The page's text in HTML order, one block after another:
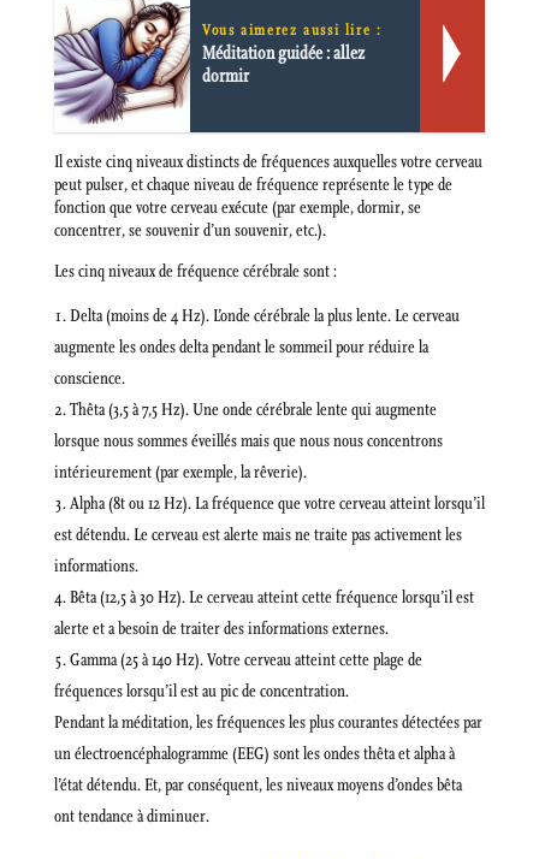
Vous aimerez aussi lire :
Méditation guidée : allez
dormir
Il existe cinq niveaux distincts de fréquences auxquelles votre cerveau
peut pulser, et chaque niveau de fréquence représente le type de
fonction que votre cerveau exécute (par exemple, dormir, se
concentrer, se souvenir d’un souvenir, etc.).
Les cinq niveaux de fréquence cérébrale sont :
Delta (moins de 4 Hz). L’onde cérébrale la plus lente. Le cerveau
augmente les ondes delta pendant le sommeil pour réduire la
conscience.
Thêta (3,5 à 7,5 Hz). Une onde cérébrale lente qui augmente
lorsque nous sommes éveillés mais que nous nous concentrons
intérieurement (par exemple, la rêverie).
Alpha (8t ou 12 Hz). La fréquence que votre cerveau atteint lorsqu’il
est détendu. Le cerveau est alerte mais ne traite pas activement les
informations.
Bêta (12,5 à 30 Hz). Le cerveau atteint cette fréquence lorsqu’il est
alerte et a besoin de traiter des informations externes.
Gamma (25 à 140 Hz). Votre cerveau atteint cette plage de
fréquences lorsqu’il est au pic de concentration.
Pendant la méditation, les fréquences les plus courantes détectées par
un électroencéphalogramme (EEG) sont les ondes thêta et alpha à
l’état détendu. Et, par conséquent, les niveaux moyens d’ondes bêta
ont tendance à diminuer.